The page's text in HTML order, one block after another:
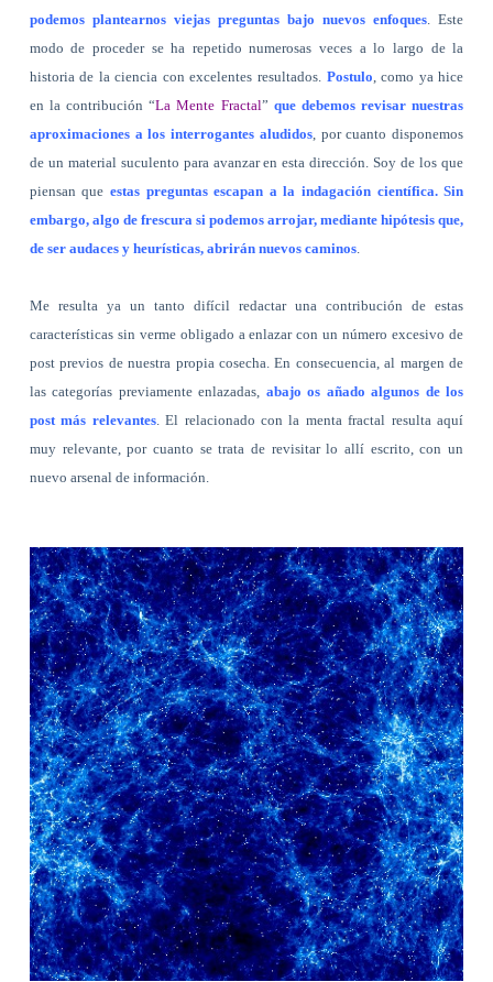
podemos plantearnos viejas preguntas bajo nuevos enfoques . Este
modo de proceder se ha repetido numerosas veces a lo largo de la
historia de la ciencia con excelentes resultados. Postulo , como ya hice
en la contribución “La Mente Fractal” que debemos revisar nuestras
aproximaciones a los interrogantes aludidos, por cuanto disponemos
de un material suculento para avanzar en esta dirección. Soy de los que
piensan queestas preguntas escapan a la indagación científica. Sin
embargo, algo de frescura si podemos arrojar, mediante hipótesis que,
de ser audaces y heurísticas, abrirán nuevos caminos.
Me resulta ya un tanto difícil redactar una contribución de estas
características sin verme obligado a enlazar con un número excesivo de
post previos de nuestra propia cosecha. En consecuencia, al margen de
las categorías previamente enlazadas, abajo os añado algunos de los
post más relevantes. El relacionado con la menta fractal resulta aquí
muy relevante, por cuanto se trata de revisitar lo allí escrito, con un
nuevo arsenal de información.